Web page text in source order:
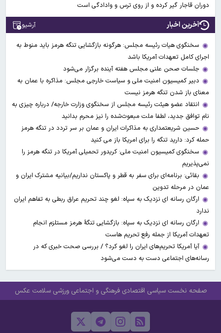
دوران قاجار گیر کرده و از روی ترس و وادادگی است
آخرین اخبار آرشیو
سخنگوی هیات رئیسه مجلس: هرگونه بازگشایی تنگه هرمز باید منوط به
اجرای کامل تعهدات آمریکا باشد
جلسات صحن علنی مجلس هفته آینده برگزار می‌شود
دبیر کمیسیون امنیت ملی و سیاست خارجی مجلس: مذاکره با عمان به
معنای باز شدن تنگه هرمز نیست
انتقاد عضو هیئت رئیسه مجلس از سخنگوی وزارت خارجه/ درباره چیزی به
نام توافق جدید، لطفا ملت مبعوث‌شده را نیز محرم بدانید
حسین شریعتمداری به مذاکرات ایران و عمان بر سر تردد در تنگه هرمز
حمله کرد: دارید تنگه را برای امریکا باز می کنید
سخنگوی کمیسیون امنیت ملی: کریدور تحمیلی آمریکا در تنگه هرمز را
نمی‌پذیریم
بقائی: برنامه‌ای برای سفر به قطر و پاکستان نداریم/بیانیه مشترک ایران و
عمان در مرحله تدوین
ارگان رسانه ای نزدیک به سپاه: لغو چند تحریم عراق ربطی به تفاهم ایران
ندارد
ارگان رسانه ای نزدیک به سپاه: بازگشایی تنگۀ هرمز مستلزم انجام
تعهدات آمریکا از جمله رفع تحریم هاست
آیا آمریکا تحریم‌های ایران را لغو کرد؟ / بررسی صحت خبری که در
رسانه‌های اجتماعی دست به دست می‌شود
صفحه نخست سیاسی اقتصادی فرهنگی و اجتماعی ورزشی سلامت عکس